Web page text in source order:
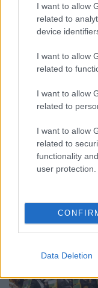
I want to allow
related to
device
I want to allow
related to
I want to allow
related to
I want to allow
related to
functionality
user protection.
Data Deletion
CZUNYINÉ
- LETILTOTTA A
Nem vicc! A Fidesz